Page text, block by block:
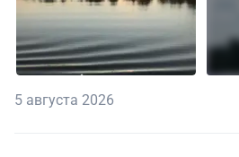
5 августа 2026